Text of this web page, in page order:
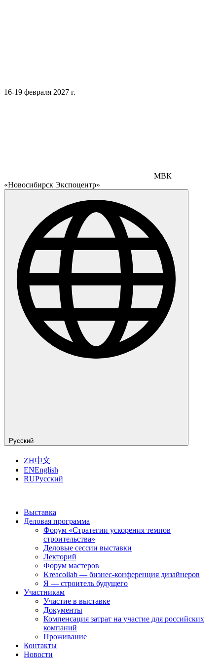
16-19 февраля 2027 г.
МВК
«Новосибирск Экспоцентр»
Русский
ZH中文
ENEnglish
RUРусский
Выставка
Деловая программа
Форум «Стратегии ускорения темпов
строительства»
Деловые сессии выставки
Лекторий
Форум мастеров
Kreacollab — бизнес-конференция дизайнеров
Я — строитель будущего
Участникам
Участие в выставке
Документы
Компенсация затрат на участие для российских
компаний
Проживание
Контакты
Новости